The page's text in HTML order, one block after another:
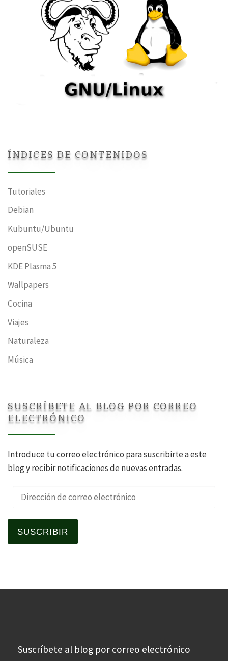
ÍNDICES DE CONTENIDOS
Tutoriales
Debian
Kubuntu/Ubuntu
openSUSE
KDE Plasma 5
Wallpapers
Cocina
Viajes
Naturaleza
Música
SUSCRÍBETE AL BLOG POR CORREO
ELECTRÓNICO
Introduce tu correo electrónico para suscribirte a este
blog y recibir notificaciones de nuevas entradas.
Dirección de correo electrónico
SUSCRIBIR
Suscríbete al blog por correo electrónico